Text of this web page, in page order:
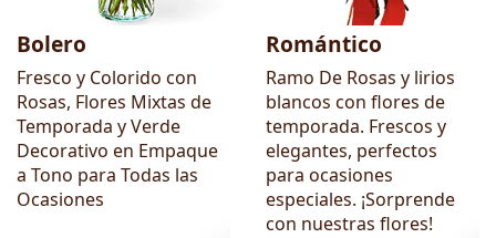
Bolero
Fresco y Colorido con
Rosas, Flores Mixtas de
Temporada y Verde
Decorativo en Empaque
a Tono para Todas las
Ocasiones
Romántico
Ramo De Rosas y lirios
blancos con flores de
temporada. Frescos y
elegantes, perfectos
para ocasiones
especiales. ¡Sorprende
con nuestras flores!